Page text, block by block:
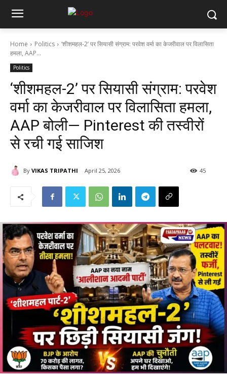
Home Politics
‘शीशमहल-2’ पर सियासी संग्राम: परवेश वर्मा का केजरीवाल पर विलासिता
हमला, AAP...
Politics
‘शीशमहल-2’ पर सियासी संग्राम: परवेश
वर्मा का केजरीवाल पर विलासिता हमला,
AAP बोली— Pinterest की तस्वीरों
से रची गई साजिश
By VIKAS TRIPATHI April 25, 2026 45